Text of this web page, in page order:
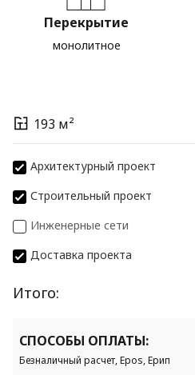
Перекрытие
монолитное
193 м²
Архитектурный проект
Строительный проект
Инженерные сети
Доставка проекта
Итого:
СПОСОБЫ ОПЛАТЫ:
Безналичный расчет, Epos, Ерип